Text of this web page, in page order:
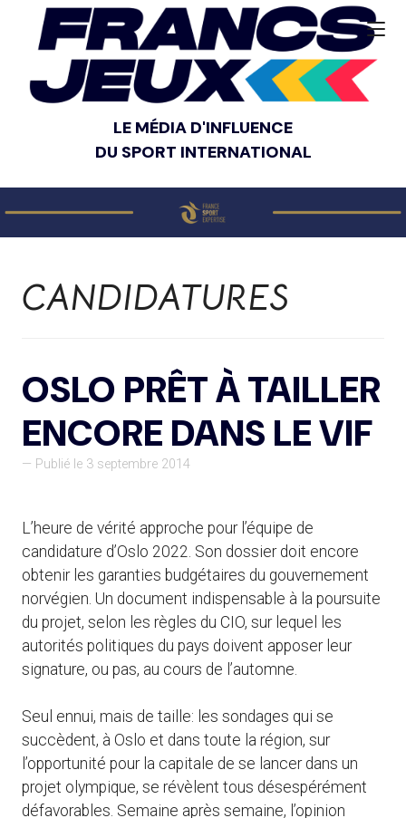
LE MÉDIA D'INFLUENCE
DU SPORT INTERNATIONAL
CANDIDATURES
OSLO PRÊT À TAILLER
ENCORE DANS LE VIF
— Publié le 3 septembre 2014
L’heure de vérité approche pour l’équipe de
candidature d’Oslo 2022. Son dossier doit encore
obtenir les garanties budgétaires du gouvernement
norvégien. Un document indispensable à la poursuite
du projet, selon les règles du CIO, sur lequel les
autorités politiques du pays doivent apposer leur
signature, ou pas, au cours de l’automne.
Seul ennui, mais de taille: les sondages qui se
succèdent, à Oslo et dans toute la région, sur
l’opportunité pour la capitale de se lancer dans un
projet olympique, se révèlent tous désespérément
défavorables. Semaine après semaine, l’opinion